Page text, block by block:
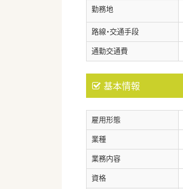
勤務地
路線・交通手段
通勤交通費
基本情報
雇用形態
業種
業務内容
資格